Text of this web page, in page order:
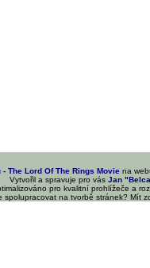
The Lord Of The Rings Movie na
Vytvořil a spravuje pro vásJan
pro kvalitní prohlížeče a
spolupracovat na tvorbě stránek? Mít